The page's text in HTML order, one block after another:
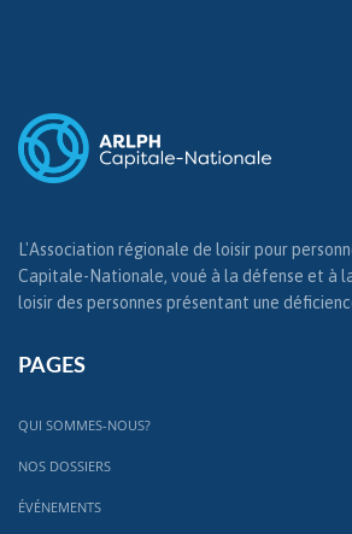
L'Association régionale de loisir pour
Capitale-Nationale, voué à la défense et à
loisir des personnes présentant une
PAGES
QUI SOMMES-NOUS?
NOS DOSSIERS
ÉVÉNEMENTS